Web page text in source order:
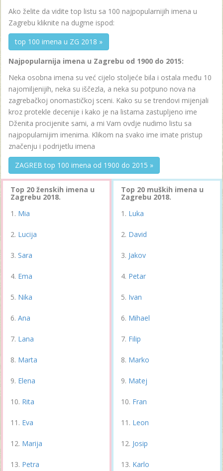
Ako želite da vidite top listu sa 100 najpopularnijih imena u
Zagrebu kliknite na dugme ispod:
top 100 imena u ZG 2018 »
Najpopularnija imena u Zagrebu od 1900 do 2015:
Neka osobna imena su već cijelo stoljeće bila i ostala među 10
najomiljenijih, neka su iščezla, a neka su potpuno nova na
zagrebačkoj onomastičkoj sceni. Kako su se trendovi mijenjali
kroz protekle decenije i kako je na listama zastupljeno ime
Dženita procijenite sami, a mi Vam ovdje nudimo listu sa
najpopularnijim imenima. Klikom na svako ime imate pristup
značenju i podrijetlu imena
ZAGREB top 100 imena od 1900 do 2015 »
Top 20 ženskih imena u
Zagrebu 2018.
Mia
Lucija
Sara
Ema
Nika
Ana
Lana
Marta
Elena
Rita
Eva
Marija
Petra
Top 20 muških imena u
Zagrebu 2018.
Luka
David
Jakov
Petar
Ivan
Mihael
Filip
Marko
Matej
Fran
Leon
Josip
Karlo